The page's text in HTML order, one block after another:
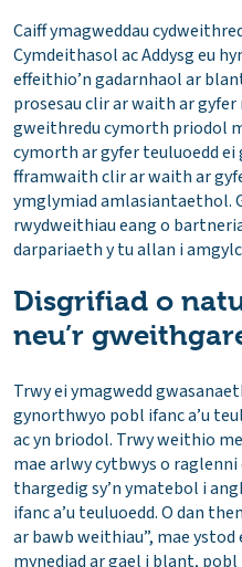
Caiff ymagweddau
Cymdeithasol ac Addysg eu
effeithio’n gadarnhaol ar
prosesau clir ar waith ar gyfer
gweithredu cymorth priodol
cymorth ar gyfer teuluoedd ei
fframwaith clir ar waith ar
ymglymiad amlasiantaethol.
rwydweithiau eang o
darpariaeth y tu allan i
Disgrifiad o
neu’r
Trwy ei ymagwedd
gynorthwyo pobl ifanc a’u
ac yn briodol. Trwy weithio
mae arlwy cytbwys o
thargedig sy’n ymatebol i
ifanc a’u teuluoedd. O dan
ar bawb weithiau”, mae
mynediad ar gael i blant, pobl